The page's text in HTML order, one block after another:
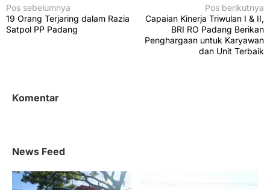
N
a
a
p
s
Pos sebelumnya
19 Orang Terjaring dalam Razia
Satpol PP Padang
Pos berikutnya
Capaian Kinerja Triwulan I & II,
BRI RO Padang Berikan
Penghargaan untuk Karyawan
dan Unit Terbaik
Komentar
News Feed